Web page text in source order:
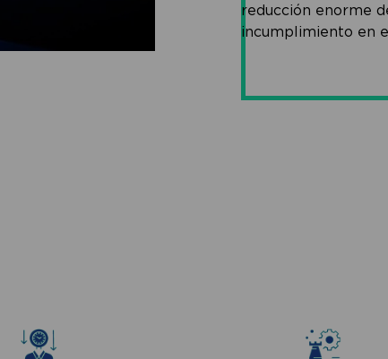
reducción enorme
incumplimiento en